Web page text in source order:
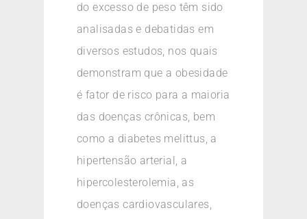
do excesso de peso têm sido
analisadas e debatidas em
diversos estudos, nos quais
demonstram que a obesidade
é fator de risco para a maioria
das doenças crônicas, bem
como a diabetes melittus, a
hipertensão arterial, a
hipercolesterolemia, as
doenças cardiovasculares,